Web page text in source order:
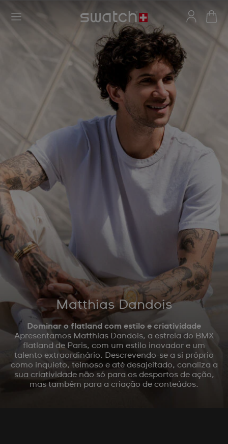
Matthias Dandois
Dominar o flatland com estilo e criatividade
Apresentamos Matthias Dandois, a estrela do BMX
flatland de Paris, com um estilo inovador e um
talento extraordinário. Descrevendo-se a si próprio
como inquieto, teimoso e até desajeitado, canaliza a
sua criatividade não só para os desportos de ação,
mas também para a criação de conteúdos.